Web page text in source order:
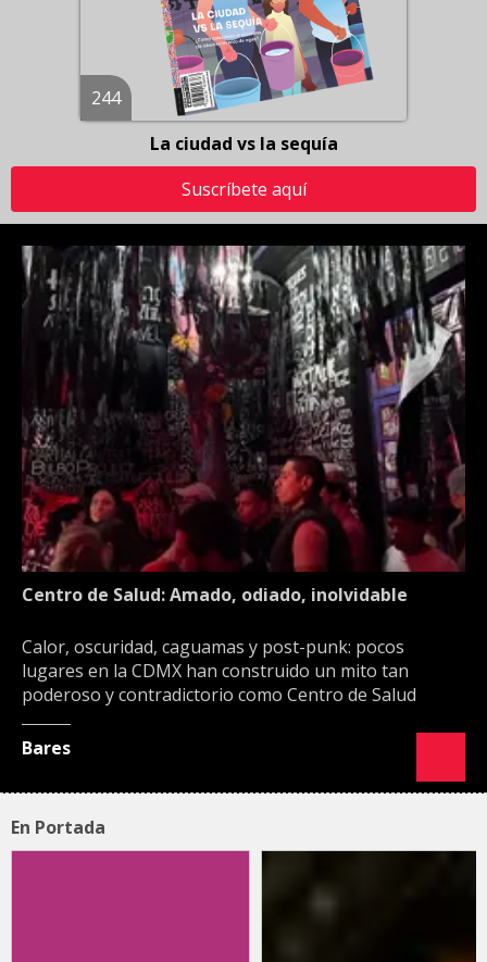
244
La ciudad vs la sequía
Suscríbete aquí
Centro de Salud: Amado, odiado, inolvidable
Calor, oscuridad, caguamas y post-punk: pocos
lugares en la CDMX han construido un mito tan
poderoso y contradictorio como Centro de Salud
Bares
En Portada